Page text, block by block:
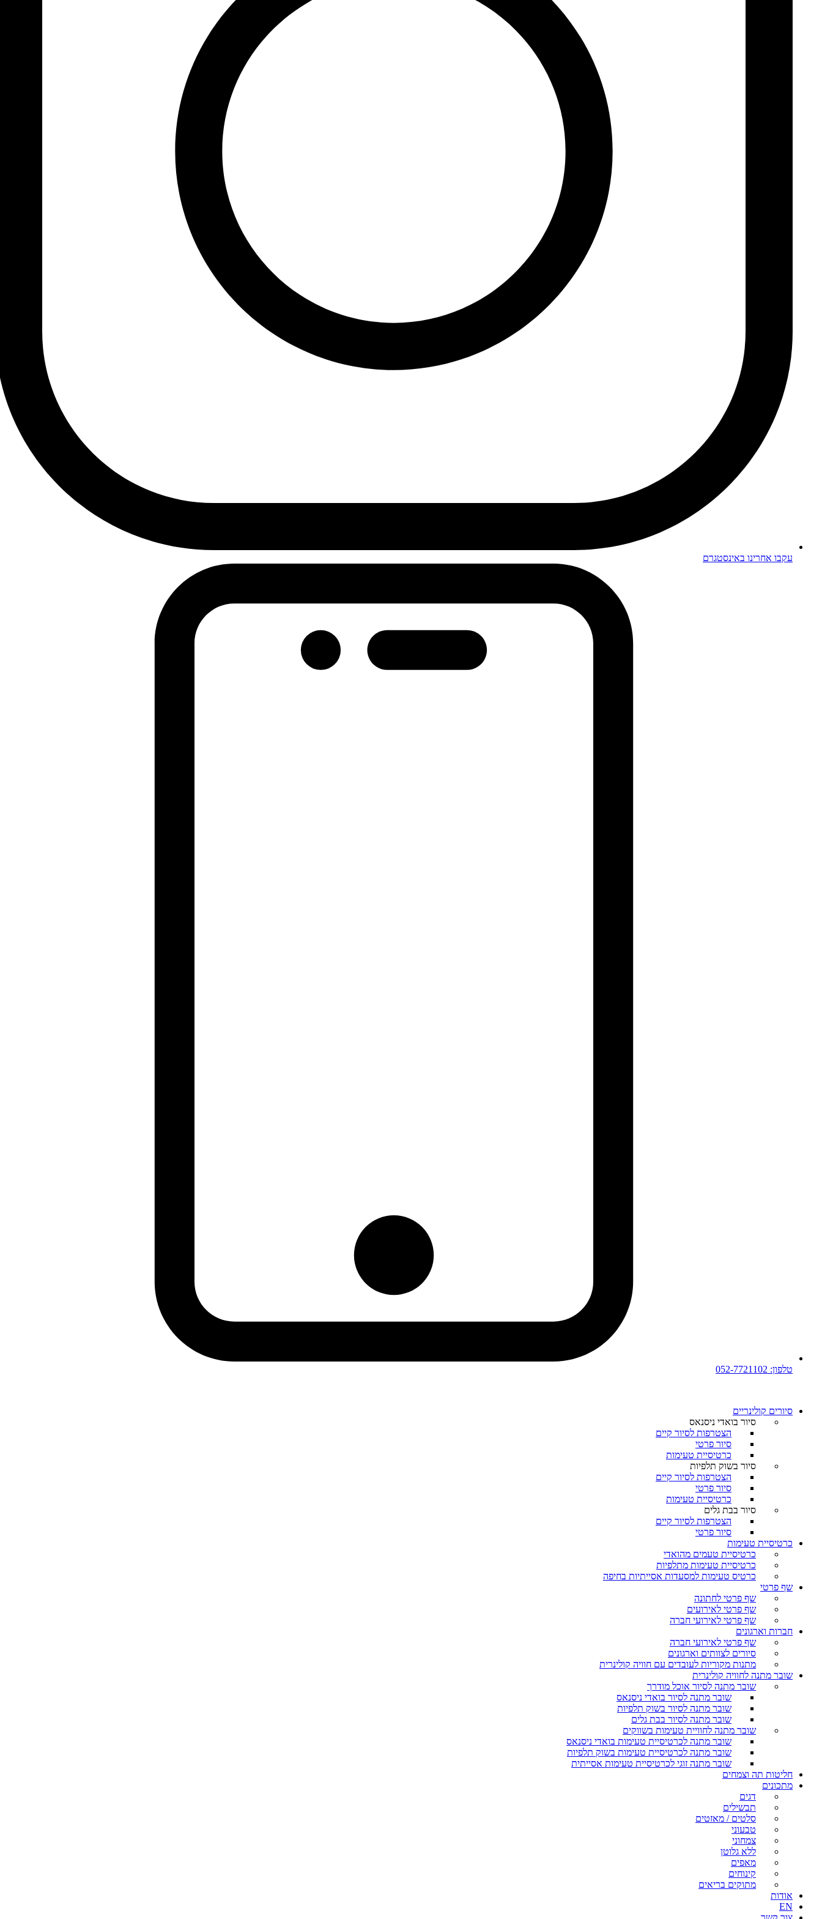
עקבו אחרינו באינסטגרם
טלפון: 052-7721102
סיורים קולינריים​
סיור בואדי ניסנאס
הצטרפות לסיור קיים
סיור פרטי
כרטיסיית טעימות
סיור בשוק תלפיות
הצטרפות לסיור קיים
סיור פרטי
כרטיסיית טעימות
סיור בבת גלים
הצטרפות לסיור קיים
סיור פרטי
כרטיסיית טעימות
כרטיסיית טעמים מהואדי
כרטיסיית טעימות מתלפיות
כרטיס טעימות למסעדות אסייתיות בחיפה
שף פרטי
שף פרטי לחתונה
שף פרטי לאירועים
שף פרטי לאירועי חברה
חברות וארגונים
שף פרטי לאירועי חברה
סיורים לצוותים וארגונים
מתנות מקוריות לעובדים עם חוויה קולינרית
שובר מתנה לחוויה קולינרית
שובר מתנה לסיור אוכל מודרך
שובר מתנה לסיור בואדי ניסנאס
שובר מתנה לסיור בשוק תלפיות
שובר מתנה לסיור בבת גלים
שובר מתנה לחוויית טעימות בשווקים
שובר מתנה לכרטיסיית טעימות בואדי ניסנאס
שובר מתנה לכרטיסיית טעימות בשוק תלפיות
שובר מתנה זוגי לכרטיסיית טעימות אסייתית
חליטות תה וצמחים
מתכונים
דגים
תבשילים
סלטים / מאזטים
טבעוני
צמחוני
ללא גלוטן
מאפים
קינוחים
מתוקים בריאים
אודות
EN